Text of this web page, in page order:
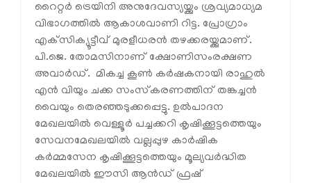
റൈറ്റർ ട്രെയിനി അനുദേവസ്യയ്ക്കും ശ്രവ്യമാധ്യമ
വിഭാഗത്തിൽ ആകാശവാണി റിട്ട. പ്രോഗ്രാം
എക്‌സിക്യൂട്ടീവ് മുരളീധരൻ തഴക്കരയ്ക്കുമാണ്.
പി.ജെ. തോമസിനാണ് ക്ഷോണിസംരക്ഷണ
അവാർഡ്. മികച്ച കൂൺ കർഷകനായി രാഹുൽ
എൻ വിയും ചക്ക സംസ്‌കരണത്തിന് തങ്കച്ചൻ
വൈയും തെരഞ്ഞടുക്കപ്പെട്ടു. ഉൽപാദന
മേഖലയിൽ വെള്ളൂർ പച്ചക്കറി കൃഷിക്കൂട്ടത്തെയും
സേവനമേഖലയിൽ വല്ലപ്പുഴ കാർഷിക
കർമ്മസേന കൃഷിക്കൂട്ടത്തെയും മൂല്യവർദ്ധിത
മേഖലയിൽ ഈസി ആൻഡ് ഫ്രഷ്